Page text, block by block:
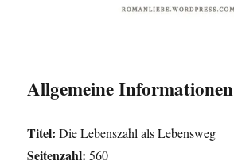
Allgemeine Informationen
Titel: Die Lebenszahl als Lebensweg
Seitenzahl: 560